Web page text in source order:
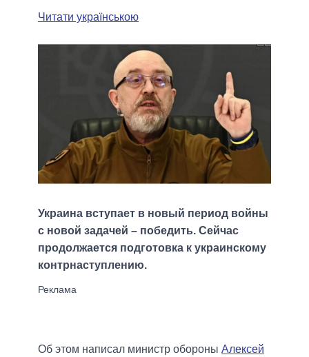
Читати українською
Украина вступает в новый период войны
с новой задачей – победить. Сейчас
продолжается подготовка к украинскому
контрнаступлению.
Об этом написал министр обороны Алексей